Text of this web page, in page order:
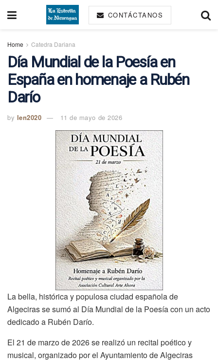
CONTÁCTANOS
Home Catedra Dariana
Día Mundial de la Poesía en
España en homenaje a Rubén
Darío
by len2020 11 de mayo de 2026
La bella, histórica y populosa ciudad española de
Algeciras se sumó al Día Mundial de la Poesía con un acto
dedicado a Rubén Darío.
El 21 de marzo de 2026 se realizó un recital poético y
musical, organizado por el Ayuntamiento de Algeciras